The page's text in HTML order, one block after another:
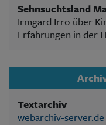
Sehnsuchtsland
Irmgard Irro über
Erfahrungen in der
Textarchiv
webarchiv-server.de